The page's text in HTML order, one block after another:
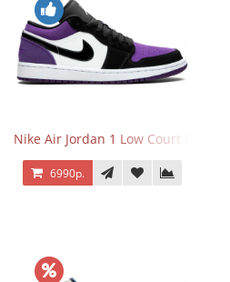
Nike Air Jordan 1 Low Court Purple
6990р.